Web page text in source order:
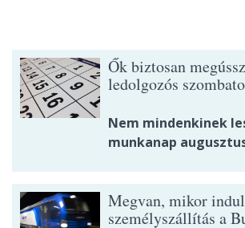
Ők biztosan
ledolgozós
Nem mindenkinek
munkanap
Megvan, mikor
személyszállítás a